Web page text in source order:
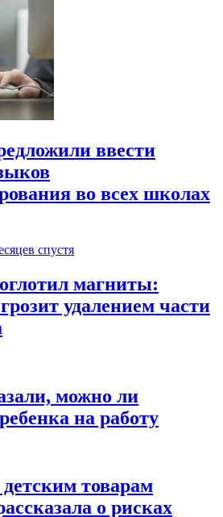
ввести
во всех школах
спустя
магниты:
удалением части
можно ли
на работу
товарам
о рисках